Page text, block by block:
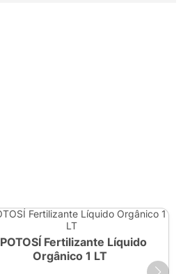
POTOSÍ Fertilizante Líquido
Orgânico 1 LT